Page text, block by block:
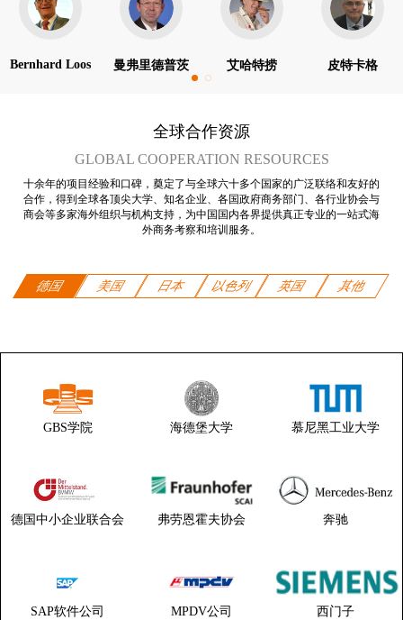
Bernhard Loos 曼弗里德普茨 艾哈特捞 皮特卡格
全球合作资源
GLOBAL COOPERATION RESOURCES
十余年的项目经验和口碑，奠定了与全球六十多个国家的广泛联络和友好的
合作，得到全球各顶尖大学、知名企业、各国政府商务部门、各行业协会与
商会等多家海外组织与机构支持，为中国国内各界提供真正专业的一站式海
外商务考察和培训服务。
德国 美国 日本 以色列 英国 其他
GBS学院 海德堡大学 慕尼黑工业大学
德国中小企业联合会 弗劳恩霍夫协会 奔驰
SAP软件公司 MPDV公司 西门子